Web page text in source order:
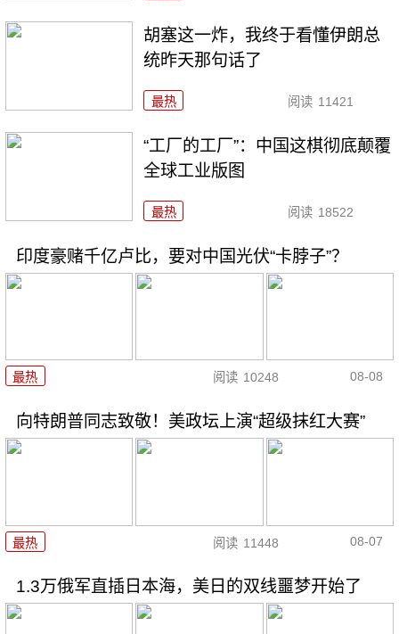
胡塞这一炸，我终于看懂伊朗总
统昨天那句话了
最热 阅读 11421
“工厂的工厂”：中国这棋彻底颠覆
全球工业版图
最热 阅读 18522
印度豪赌千亿卢比，要对中国光伏“卡脖子”？
最热 阅读 10248 08-08
向特朗普同志致敬！美政坛上演“超级抹红大赛”
最热 阅读 11448 08-07
1.3万俄军直插日本海，美日的双线噩梦开始了